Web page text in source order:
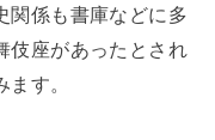
関係も書庫などに多
伎座があったとされ
す。